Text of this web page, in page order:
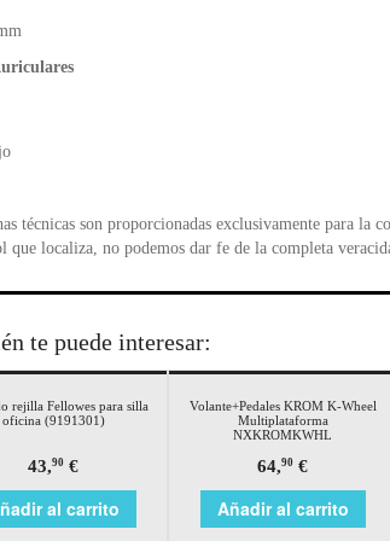
técnicas son proporcionadas exclusivamente para la
que localiza, no podemos dar fe de la completa
te puede interesar:
rejilla Fellowes para silla
oficina (9191301)
43,90 €
al carrito
Volante+Pedales KROM K-Wheel
Multiplataforma
NXKROMKWHL
64,90 €
Añadir al carrito